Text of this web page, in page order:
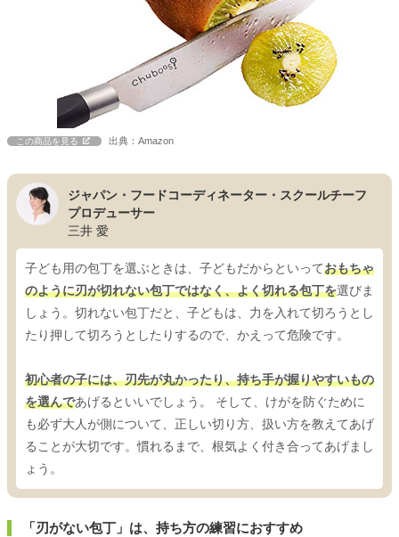
この商品を見る 出典：Amazon
ジャパン・フードコーディネーター・スクールチーフ
プロデューサー
三井 愛
子ども用の包丁を選ぶときは、子どもだからといっておもちゃ
のように刃が切れない包丁ではなく、よく切れる包丁を選びま
しょう。切れない包丁だと、子どもは、力を入れて切ろうとし
たり押して切ろうとしたりするので、かえって危険です。
初心者の子には、刃先が丸かったり、持ち手が握りやすいもの
を選んであげるといいでしょう。 そして、けがを防ぐために
も必ず大人が側について、正しい切り方、扱い方を教えてあげ
ることが大切です。慣れるまで、根気よく付き合ってあげまし
ょう。
「刃がない包丁」は、持ち方の練習におすすめ